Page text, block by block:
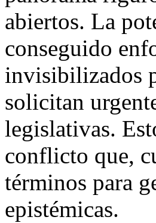
abiertos. La
conseguido
invisibilizados
solicitan
legislativas.
conflicto que,
términos para
epistémicas.